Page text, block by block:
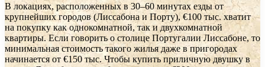
В локациях, расположенных в 30–60 минутах езды от
крупнейших городов (Лиссабона и Порту), €100 тыс. хватит
на покупку как однокомнатной, так и двухкомнатной
квартиры. Если говорить о столице Португалии Лиссабоне, то
минимальная стоимость такого жилья даже в пригородах
начинается от €150 тыс. Чтобы купить приличную двушку в